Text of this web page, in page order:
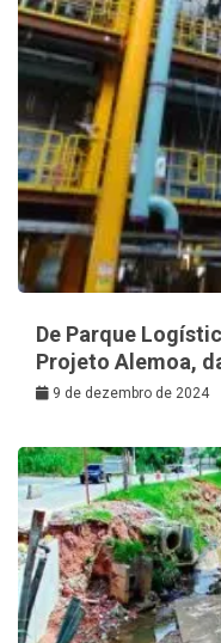
De Parque
Projeto Alemoa,
9 de dezembro de 2024